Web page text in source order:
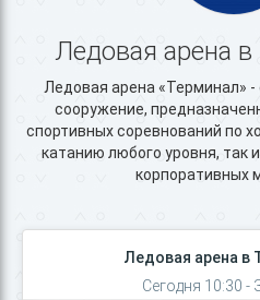
Ледовая арена
Ледовая арена «Терминал»
сооружение,
спортивных соревнований по
катанию любого уровня, так
корпоративных
Ледовая арена в
Сегодня 10:30 -